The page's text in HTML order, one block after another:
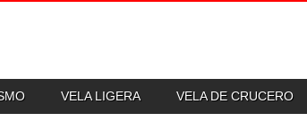
VELA LIGERA VELA DE CRUCERO